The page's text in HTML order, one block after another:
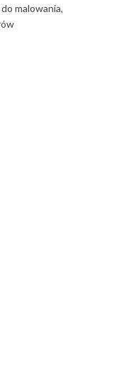
malowania,